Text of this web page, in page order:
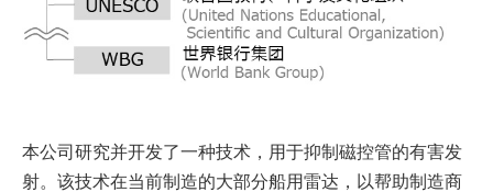
本公司研究并开发了一种技术，用于抑制磁控管的有害发
射。该技术在当前制造的大部分船用雷达，以帮助制造商